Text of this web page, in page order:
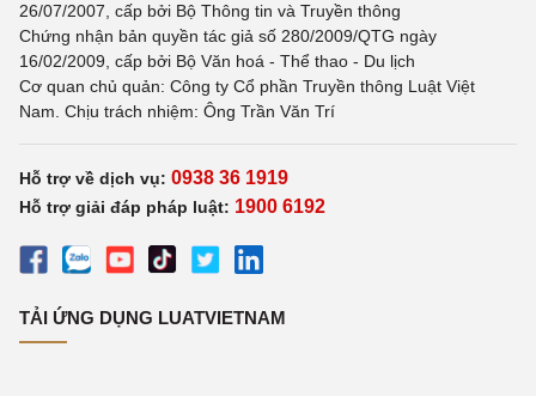
26/07/2007, cấp bởi Bộ Thông tin và Truyền thông
Chứng nhận bản quyền tác giả số 280/2009/QTG ngày
16/02/2009, cấp bởi Bộ Văn hoá - Thể thao - Du lịch
Cơ quan chủ quản: Công ty Cổ phần Truyền thông Luật Việt
Nam. Chịu trách nhiệm: Ông Trần Văn Trí
Hỗ trợ về dịch vụ: 0938 36 1919
Hỗ trợ giải đáp pháp luật: 1900 6192
TẢI ỨNG DỤNG LUATVIETNAM